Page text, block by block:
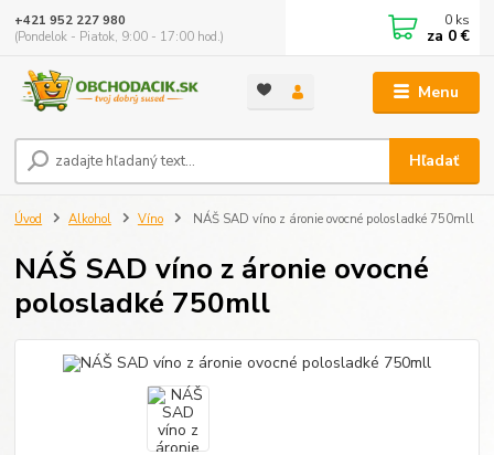
Menu
Hľadať
+421 952 227 980
(Pondelok - Piatok, 9:00 - 17:00 hod.)
0 ks
za 0 €
Úvod Alkohol Víno NÁŠ SAD víno z áronie ovocné polosladké 750mll
NÁŠ SAD víno z áronie ovocné
polosladké 750mll